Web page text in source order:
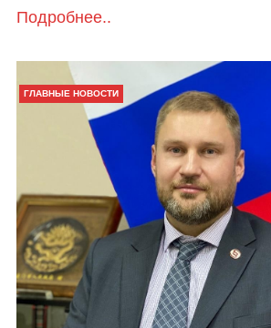
Подробнее..
ГЛАВНЫЕ НОВОСТИ